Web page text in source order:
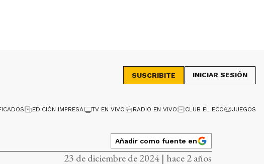
SUSCRIBITE INICIAR SESIÓN
EDICIÓN IMPRESA TV EN VIVO RADIO EN VIVO CLUB EL ECO JUEGOS
Añadir como fuente en
23 de diciembre de 2024 | hace 2 años